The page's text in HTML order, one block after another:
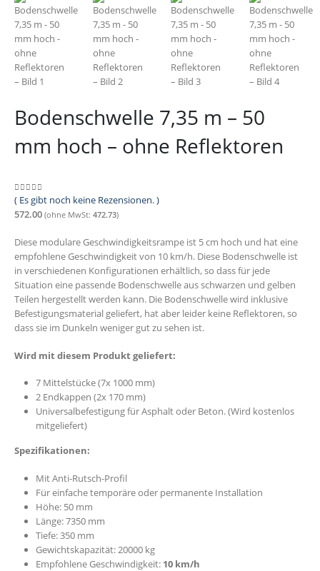
Bodenschwelle 7,35 m – 50
mm hoch – ohne Reflektoren
0 out of 5
( Es gibt noch keine Rezensionen. )
572.00 (ohne MwSt: 472.73)
Diese modulare Geschwindigkeitsrampe ist 5 cm hoch und hat eine
empfohlene Geschwindigkeit von 10 km/h. Diese Bodenschwelle ist
in verschiedenen Konfigurationen erhältlich, so dass für jede
Situation eine passende Bodenschwelle aus schwarzen und gelben
Teilen hergestellt werden kann. Die Bodenschwelle wird inklusive
Befestigungsmaterial geliefert, hat aber leider keine Reflektoren, so
dass sie im Dunkeln weniger gut zu sehen ist.
Wird mit diesem Produkt geliefert:
7 Mittelstücke (7x 1000 mm)
2 Endkappen (2x 170 mm)
Universalbefestigung für Asphalt oder Beton. (Wird kostenlos
mitgeliefert)
Spezifikationen:
Mit Anti-Rutsch-Profil
Für einfache temporäre oder permanente Installation
Höhe: 50 mm
Länge: 7350 mm
Tiefe: 350 mm
Gewichtskapazität: 20000 kg
Empfohlene Geschwindigkeit: 10 km/h